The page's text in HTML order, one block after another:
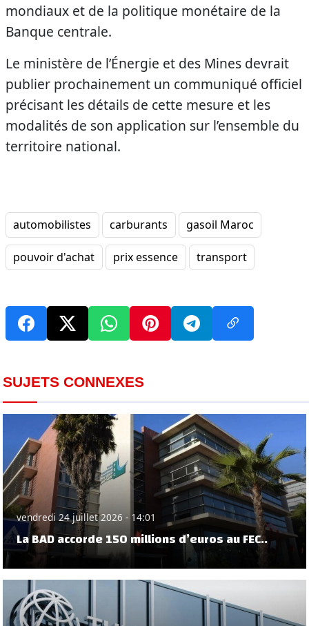
mondiaux et de la politique monétaire de la
Banque centrale.
Le ministère de l’Énergie et des Mines devrait
publier prochainement un communiqué officiel
précisant les détails de cette mesure et les
modalités de son application sur l’ensemble du
territoire national.
automobilistes carburants gasoil Maroc
pouvoir d'achat prix essence transport
SUJETS CONNEXES
vendredi 24 juillet 2026 - 14:01
La BAD accorde 150 millions d’euros au FEC..